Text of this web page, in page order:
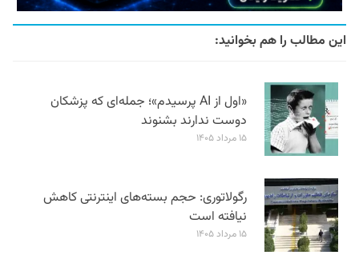
این مطالب را هم بخوانید:
«اول از AI پرسیدم»؛ جمله‌ای که پزشکان
دوست ندارند بشنوند
۱۵ مرداد ۱۴۰۵
رگولاتوری: حجم بسته‌های اینترنتی کاهش
نیافته است
۱۵ مرداد ۱۴۰۵